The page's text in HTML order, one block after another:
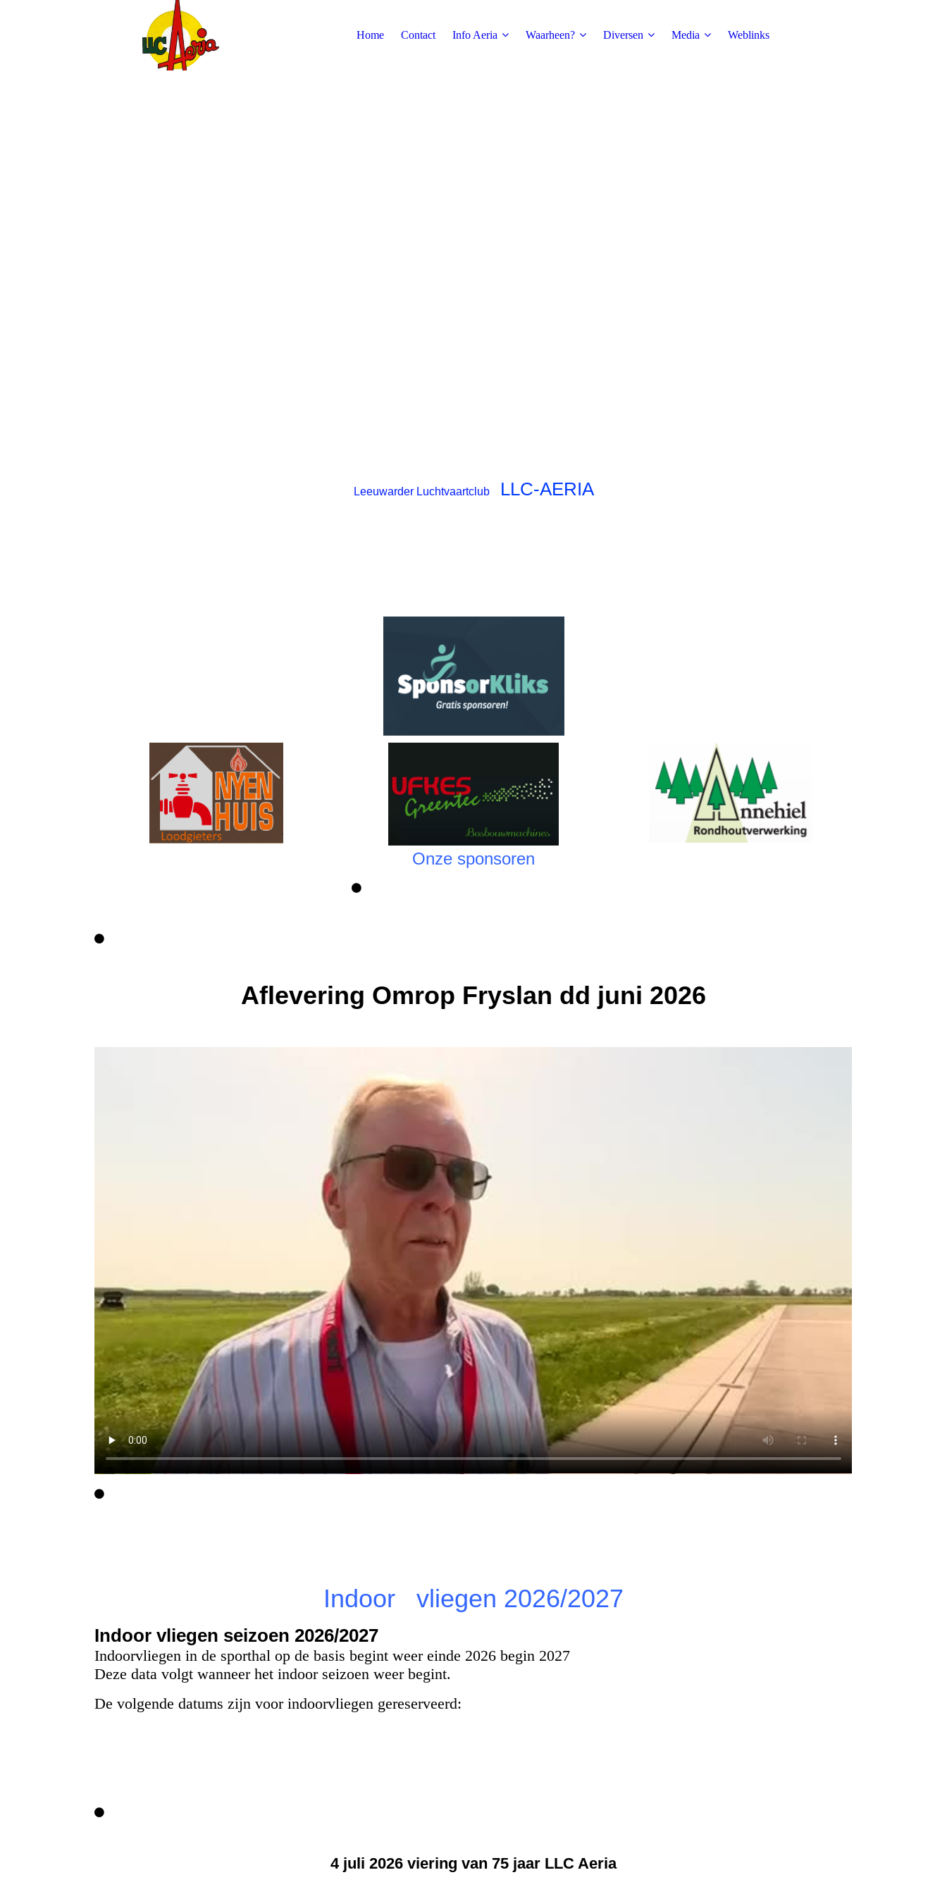
Home Contact Info Aeria Waarheen? Diversen Media Weblinks
Leeuwarder Luchtvaartclub LLC-AERIA
Onze sponsoren
Aflevering Omrop Fryslan dd juni 2026
Indoor vliegen 2026/2027
Indoor vliegen seizoen 2026/2027
Indoorvliegen in de sporthal op de basis begint weer einde 2026 begin 2027
Deze data volgt wanneer het indoor seizoen weer begint.
De volgende datums zijn voor indoorvliegen gereserveerd:
4 juli 2026 viering van 75 jaar LLC Aeria